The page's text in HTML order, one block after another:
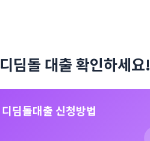
디딤돌 대출 확인하세요!
디딤돌대출 신청방법